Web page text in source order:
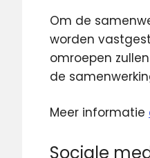
Om de
worden
omroepen
de
Meer informatie
Sociale